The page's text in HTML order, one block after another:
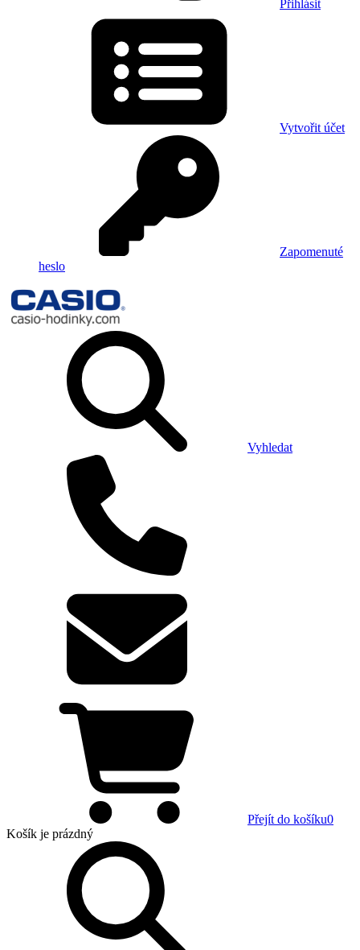
Přihlásit
Vytvořit účet
Zapomenuté
heslo
Vyhledat
Přejít do košíku0
Košík je prázdný